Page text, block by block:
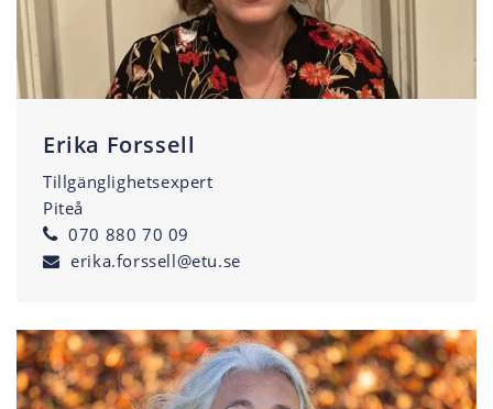
Erika Forssell
Tillgänglighetsexpert
Piteå
070 880 70 09
erika.forssell@etu.se